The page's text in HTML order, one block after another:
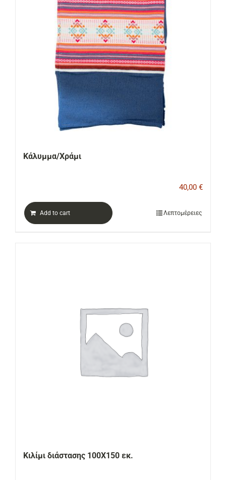
ΕΠΙΚΟΙΝΩΝΙΑ
Κάλυμμα/Χράμι
40,00 €
Add to cart Λεπτομέρειες
Κιλίμι διάστασης 100Χ150 εκ.